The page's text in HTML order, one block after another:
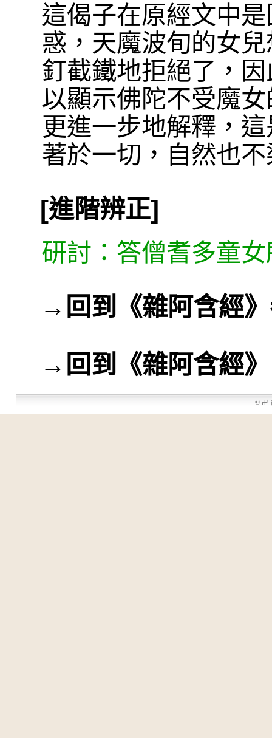
這偈子在原經文中
惑，天魔波旬的女
釘截鐵地拒絕了，
以顯示佛陀不受魔
更進一步地解釋，
著於一切，自然也
[進階辨正]
研討：答僧耆多童
→ 回到《雜阿含經
→ 回到《雜阿含經》
© 卍